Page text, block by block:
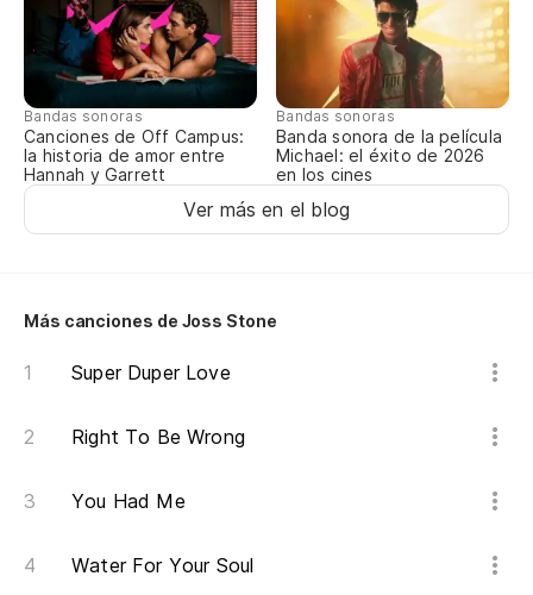
Bandas sonoras
Canciones de Off Campus:
la historia de amor entre
Hannah y Garrett
Bandas sonoras
Banda sonora de la película
Michael: el éxito de 2026
en los cines
Ver más en el blog
Más canciones de Joss Stone
Super Duper Love
Right To Be Wrong
You Had Me
Water For Your Soul